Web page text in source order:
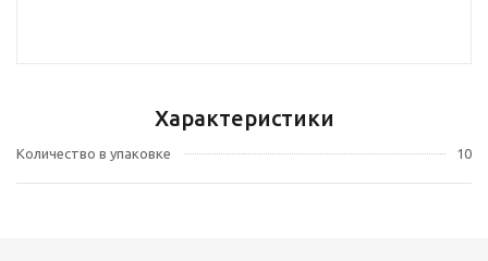
Характеристики
Количество в упаковке 10